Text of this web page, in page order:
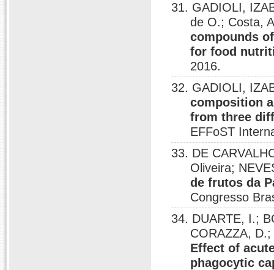
31. GADIOLI,
de O.; Costa,
compounds
for food
2016.
32. GADIOLI,
composition
from three
EFFoST
33. DE
Oliveira;
de frutos da
Congresso
34. DUARTE, I.;
CORAZZA,
Effect of
phagocytic